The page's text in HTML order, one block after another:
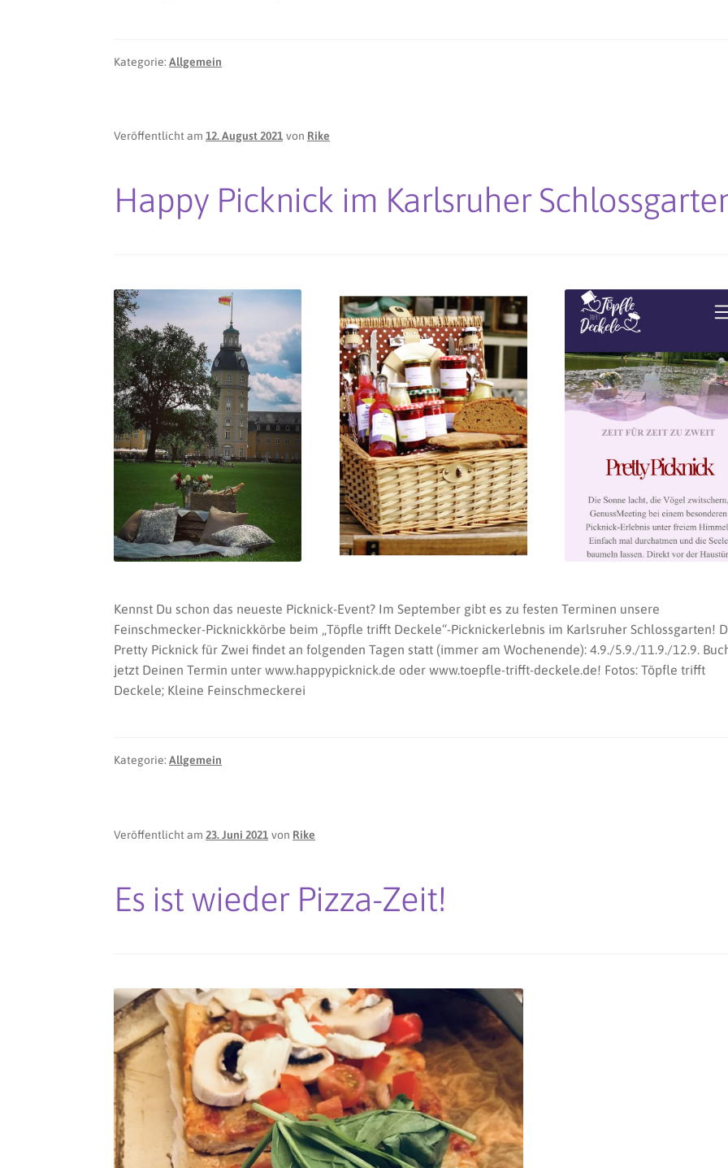
Kategorie:Allgemein
Veröffentlicht am12. August 2021 von Rike
Happy Picknick im Karlsruher
Kennst Du schon das neueste Picknick-Event? Im September gibt es zu festen Terminen unsere
Feinschmecker-Picknickkörbe beim „Töpfle trifft Deckele“-Picknickerlebnis im Karlsruher Schlossgarten!
Pretty Picknick für Zwei findet an folgenden Tagen statt (immer am Wochenende): 4.9./5.9./11.9./12.9.
jetzt Deinen Termin unter www.happypicknick.de oder www.toepfle-trifft-deckele.de! Fotos: Töpfle trifft
Deckele; Kleine Feinschmeckerei
Kategorie:Allgemein
Veröffentlicht am23. Juni 2021 von Rike
Es ist wieder Pizza-Zeit!